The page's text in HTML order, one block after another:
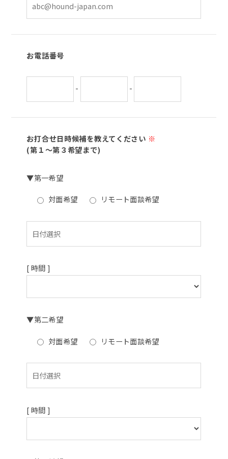
お電話番号
- -
お打合せ日時候補を教えてください ※
(第１～第３希望まで)
▼第一希望
対面希望 リモート面談希望
[ 時間 ]
▼第二希望
対面希望 リモート面談希望
[ 時間 ]